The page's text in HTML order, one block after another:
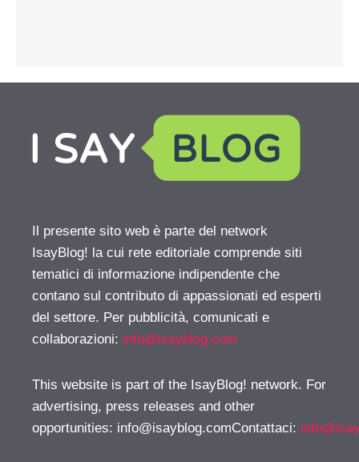
Il presente sito web è parte del network
IsayBlog! la cui rete editoriale comprende siti
tematici di informazione indipendente che
contano sul contributo di appassionati ed esperti
del settore. Per pubblicità, comunicati e
collaborazioni: info@isayblog.com
This website is part of the IsayBlog! network. For
advertising, press releases and other
opportunities: info@isayblog.comContattaci: